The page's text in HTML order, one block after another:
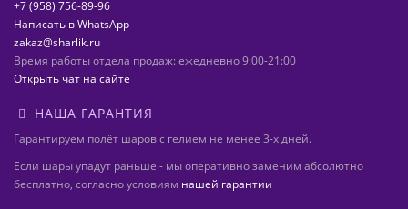
+7 (958) 756-89-96
Написать в WhatsApp
zakaz@sharlik.ru
Время работы отдела продаж: ежедневно 9:00-21:00
Открыть чат на сайте
НАША ГАРАНТИЯ
Гарантируем полёт шаров с гелием не менее 3-х дней.
Если шары упадут раньше - мы оперативно заменим абсолютно
бесплатно, согласно условиям нашей гарантии